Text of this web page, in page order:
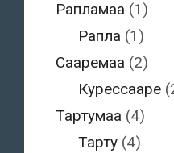
Рапламаа (1)
Рапла (1)
Сааремаа (2)
Курессааре
Тартумаа (4)
Тарту (4)